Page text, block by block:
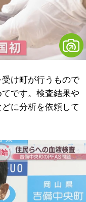
け町が行うもので
です。検査結果や
に分析を依頼して